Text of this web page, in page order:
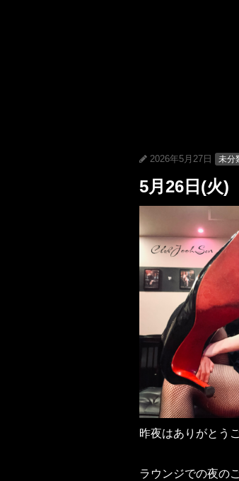
2026年5月27日 未分
5月26日(火)
昨夜はありがとう
ラウンジでの夜の